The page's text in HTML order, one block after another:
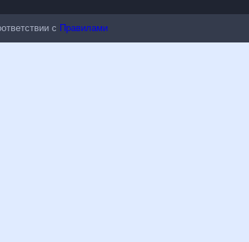
соответствии сПравилами